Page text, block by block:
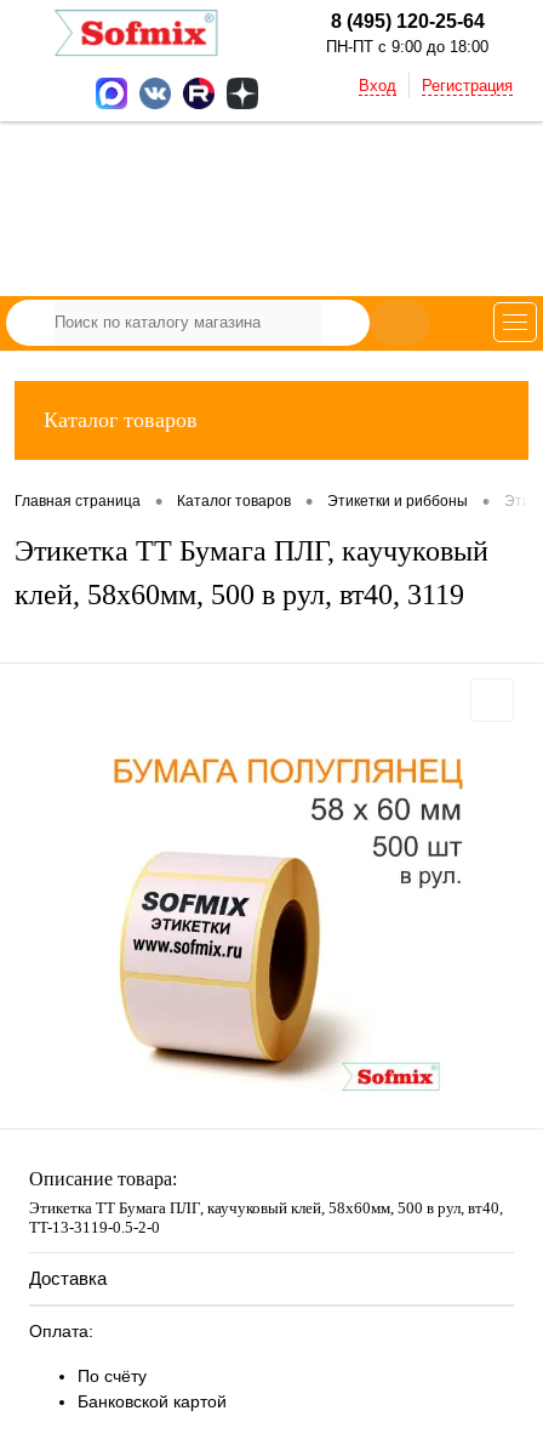
8 (495) 120-25-64
ПН-ПТ с 9:00 до 18:00
Вход Регистрация
Каталог товаров
Главная страница • Каталог товаров • Этикетки и риббоны •
Этикетка ТТ Бумага ПЛГ, каучуковый
клей, 58х60мм, 500 в рул, вт40, 3119
Описание товара:
Этикетка ТТ Бумага ПЛГ, каучуковый клей, 58х60мм, 500 в рул, вт40,
TT-13-3119-0.5-2-0
Доставка
Оплата:
По счёту
Банковской картой